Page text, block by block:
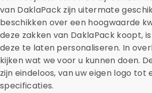
van DaklaPack zijn uitermate
beschikken over een hoogwaarde
deze zakken van DaklaPack koopt,
deze te laten personaliseren. In
kijken wat we voor u kunnen doen.
zijn eindeloos, van uw eigen logo tot
specificaties.